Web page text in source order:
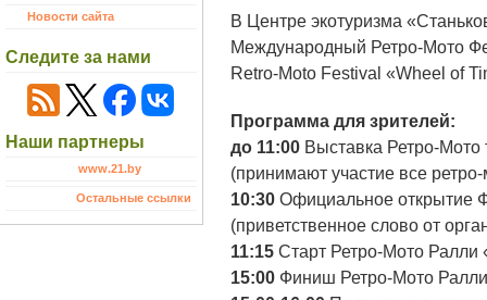
Новости сайта
Следите за нами
Наши партнеры
www.21.by
Остальные ссылки
В Центре экотуризма
Международный Ретро-Мото
Retro-Moto Festival «Wheel of
Программа для зрителей:
до 11:00 Выставка Ретро-Мото
(принимают участие все
10:30 Официальное открытие
(приветственное слово от
11:15 Старт Ретро-Мото
15:00 Финиш Ретро-Мото